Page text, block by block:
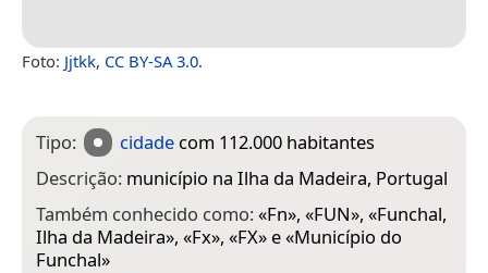
Foto: Jjtkk, CC BY-SA 3.0.
Tipo: cidade com 112.000 habitantes
Descrição: município na Ilha da Madeira, Portugal
Também conhecido como:«Fn», «FUN», «Funchal,
Ilha da Madeira», «Fx», «FX» e «Município do
Funchal»